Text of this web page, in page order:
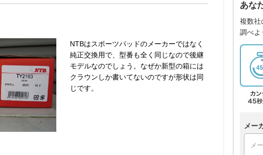
NTBはスポーツパッドのメーカーではなく
純正交換用で、型番も全く同じなので後継
モデルなのでしょう。なぜか新型の箱には
クラウンしか書いてないのですが形状は同
じです。
あな
複数社
調べよ
メー